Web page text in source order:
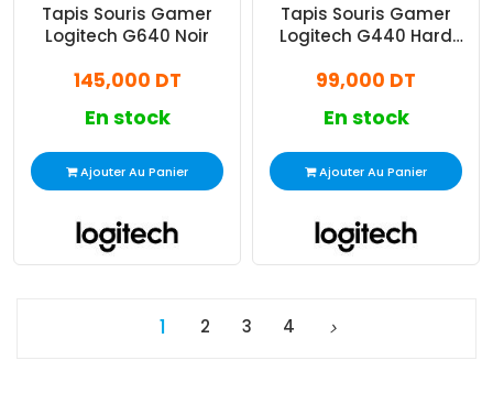
Tapis Souris Gamer
Logitech G640 Noir
145,000 DT
En stock
Ajouter Au Panier
Tapis Souris Gamer
Logitech G440 Hard
99,000 DT
En stock
Ajouter Au Panier
1 2 3 4